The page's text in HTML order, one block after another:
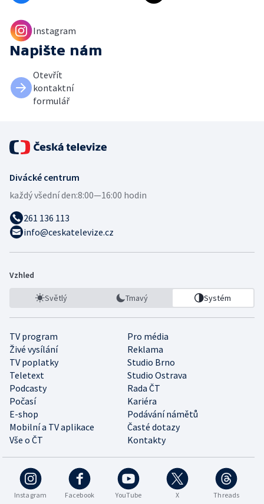
Instagram
Napište nám
Otevřít
kontaktní
formulář
Divácké centrum
každý všední den:8:00—16:00 hodin
261 136 113
info@ceskatelevize.cz
Vzhled
Světlý Tmavý Systém
TV program
Pro média
Živé vysílání
Reklama
TV poplatky
Studio Brno
Teletext
Studio Ostrava
Podcasty
Rada ČT
Počasí
Kariéra
E-shop
Podávání námětů
Mobilní a TV aplikace
Časté dotazy
Vše o ČT
Kontakty
Instagram Facebook YouTube X Threads